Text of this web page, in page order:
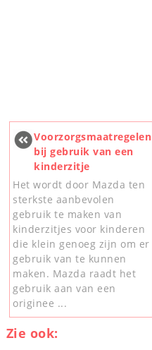
Voorzorgsmaatregelen
bij gebruik van een
kinderzitje
Het wordt door Mazda ten
sterkste aanbevolen
gebruik te maken van
kinderzitjes voor kinderen
die klein genoeg zijn om er
gebruik van te kunnen
maken. Mazda raadt het
gebruik aan van een
originee ...
Zie ook: